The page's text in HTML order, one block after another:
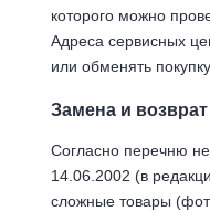
которого можно
Адреса сервисных
или обменять
Замена и
Согласно перечню
14.06.2002 (в
сложные товары